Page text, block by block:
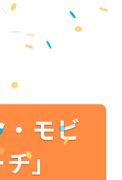
モビ
」